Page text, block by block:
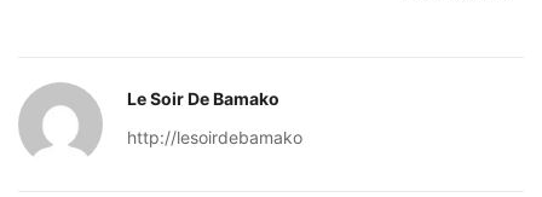
Le Soir De Bamako
http://lesoirdebamako